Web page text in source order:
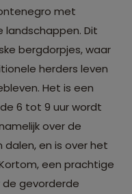
met
landschappen. Dit
bergdorpjes, waar
herders leven
Het is een
6 tot 9 uur wordt
over de
en is over het
een prachtige
gevorderde